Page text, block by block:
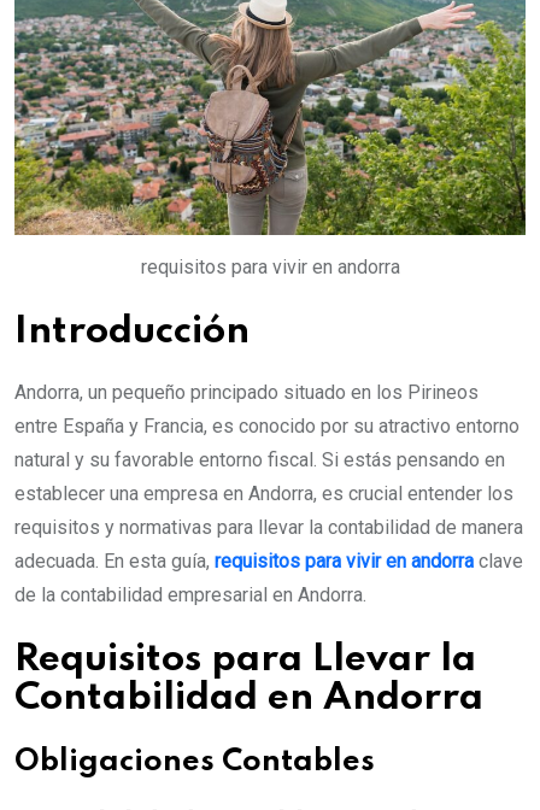
requisitos para vivir en andorra
Introducción
Andorra, un pequeño principado situado en los Pirineos
entre España y Francia, es conocido por su atractivo entorno
natural y su favorable entorno fiscal. Si estás pensando en
establecer una empresa en Andorra, es crucial entender los
requisitos y normativas para llevar la contabilidad de manera
adecuada. En esta guía, requisitos para vivir en andorra clave
de la contabilidad empresarial en Andorra.
Requisitos para Llevar la
Contabilidad en Andorra
Obligaciones Contables